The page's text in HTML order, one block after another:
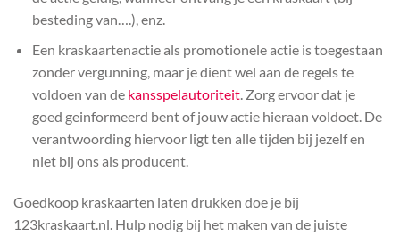
besteding van….), enz.
Een kraskaartenactie als promotionele actie is toegestaan
zonder vergunning, maar je dient wel aan de regels te
voldoen van de kansspelautoriteit. Zorg ervoor dat je
goed geinformeerd bent of jouw actie hieraan voldoet. De
verantwoording hiervoor ligt ten alle tijden bij jezelf en
niet bij ons als producent.
Goedkoop kraskaarten laten drukken doe je bij
123kraskaart.nl. Hulp nodig bij het maken van de juiste